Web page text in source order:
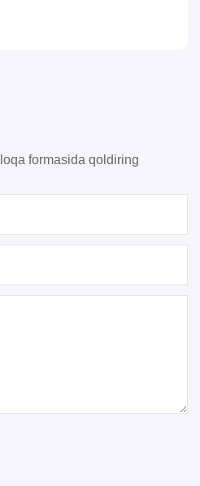
formasida qoldiring